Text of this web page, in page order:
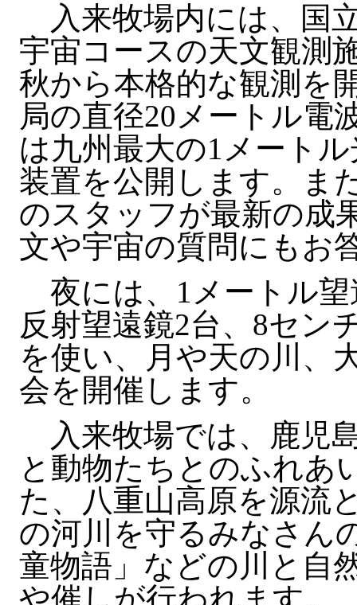
入来牧場内には、国
宇宙コースの天文観測
秋から本格的な観測を
局の直径20メートル電
は九州最大の1メート
装置を公開します。ま
のスタッフが最新の成
文や宇宙の質問にもお
夜には、1メートル望
反射望遠鏡2台、8セン
を使い、月や天の川、
会を開催します。
入来牧場では、鹿児
と動物たちとのふれあ
た、八重山高原を源流
の河川を守るみなさん
童物語」などの川と自